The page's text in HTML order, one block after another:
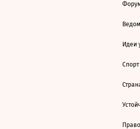
Идеи
Спорт
Право